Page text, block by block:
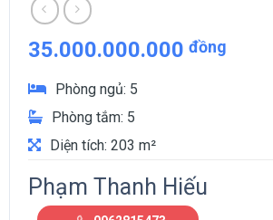
35.000.000.000 đồng
Phòng ngủ: 5
Phòng tắm: 5
Diện tích: 203 m²
Phạm Thanh Hiếu